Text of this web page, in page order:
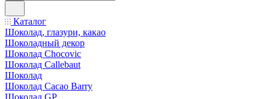
Каталог
Шоколад, глазури, какао
Шоколадный декор
Шоколад Chocovic
Шоколад Callebaut
Шоколад
Шоколад Cacao Barry
Шоколад GP